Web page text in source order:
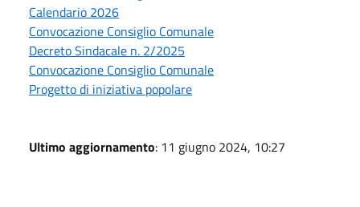
Calendario 2026
Convocazione Consiglio Comunale
Decreto Sindacale n. 2/2025
Convocazione Consiglio Comunale
Progetto di iniziativa popolare
Ultimo aggiornamento: 11 giugno 2024, 10:27